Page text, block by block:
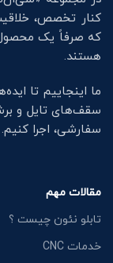
کنار تخصص،
که صرفاً یک محصول
هستند.
ما اینجاییم تا
سفارشی، اجرا کنیم.
مقالات مهم
تابلو نئون چیست ؟
خدمات CNC